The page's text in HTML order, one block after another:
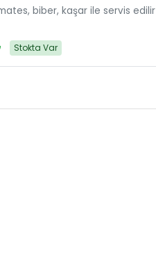
biber, kaşar ile servis edilir
Stokta Var